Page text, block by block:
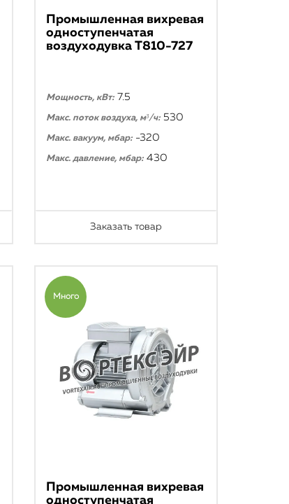
Промышленная вихревая
одноступенчатая
воздуходувка T810-727
Мощность, кВт: 7.5
Макс. поток воздуха, м³/ч: 530
Макс. вакуум, мбар: -320
Макс. давление, мбар: 430
Заказать товар
Много
Промышленная вихревая
одноступенчатая